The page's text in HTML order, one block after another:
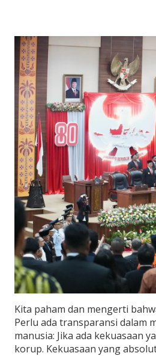
Kita paham dan mengerti
Perlu ada transparansi dalam
manusia: Jika ada kekuasaan
korup. Kekuasaan yang